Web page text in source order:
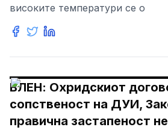
високите температури се о
ВЛЕН: Охридскиот
сопственост на ДУИ,
правична застапеност